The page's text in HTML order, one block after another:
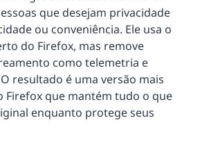
que desejam privacidade
ou conveniência. Ele usa o
do Firefox, mas remove
como telemetria e
resultado é uma versão mais
Firefox que mantém tudo o que
enquanto protege seus